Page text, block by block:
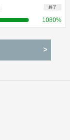
終了
1080%